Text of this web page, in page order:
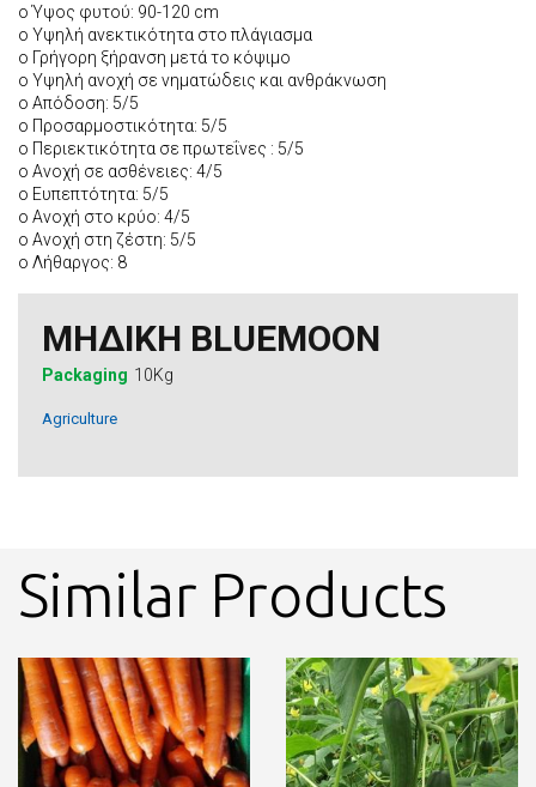
o Ύψος φυτού: 90-120 cm
o Υψηλή ανεκτικότητα στο πλάγιασμα
o Γρήγορη ξήρανση μετά το κόψιμο
o Υψηλή ανοχή σε νηματώδεις και ανθράκνωση
o Απόδοση: 5/5
o Προσαρμοστικότητα: 5/5
o Περιεκτικότητα σε πρωτεΐνες : 5/5
o Ανοχή σε ασθένειες: 4/5
o Ευπεπτότητα: 5/5
o Ανοχή στο κρύο: 4/5
o Ανοχή στη ζέστη: 5/5
o Λήθαργος: 8
ΜΗΔΙΚΗ BLUEMOON
Packaging 10Kg
Agriculture
Similar Products